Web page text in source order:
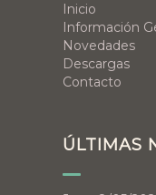
Inicio
Información
Novedades
Descargas
Contacto
ÚLTIMAS